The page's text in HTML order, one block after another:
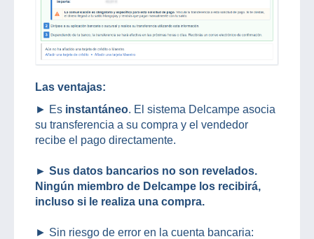
Las ventajas:
► Es instantáneo. El sistema Delcampe asocia
su transferencia a su compra y el vendedor
recibe el pago directamente.
► Sus datos bancarios no son revelados.
Ningún miembro de Delcampe los recibirá,
incluso si le realiza una compra.
► Sin riesgo de error en la cuenta bancaria: